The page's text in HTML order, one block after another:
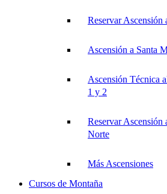
Reservar Ascensión
Ascensión a Santa
Ascensión Técnica
1 y 2
Reservar
Norte
Más Ascensiones
Cursos de Montaña